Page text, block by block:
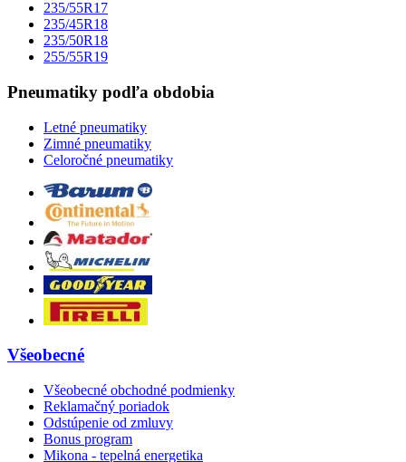
235/55R17
235/45R18
235/50R18
255/55R19
Pneumatiky podľa obdobia
Letné pneumatiky
Zimné pneumatiky
Celoročné pneumatiky
Všeobecné
Všeobecné obchodné podmienky
Reklamačný poriadok
Odstúpenie od zmluvy
Bonus program
Mikona - tepelná energetika